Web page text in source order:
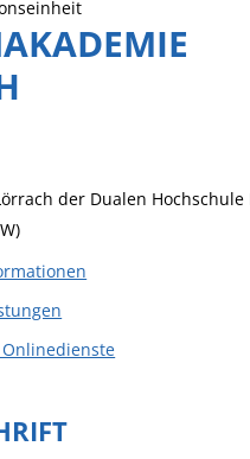
der Dualen Hochschule